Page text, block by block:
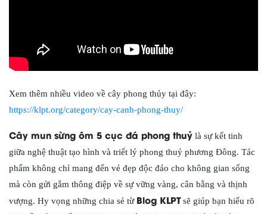
Xem thêm nhiều video về cây phong thủy tại đây:
https://klpt.org/category/cay-canh-phong-thuy/
Cây mun sừng ôm 5 cục đá phong thuỷ là sự kết tinh
giữa nghệ thuật tạo hình và triết lý phong thuỷ phương Đông. Tác
phẩm không chỉ mang đến vẻ đẹp độc đáo cho không gian sống
mà còn gửi gắm thông điệp về sự vững vàng, cân bằng và thịnh
vượng. Hy vọng những chia sẻ từ Blog KLPTsẽ giúp bạn hiểu rõ